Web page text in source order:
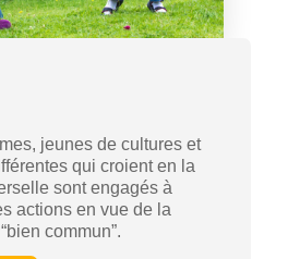
jeunes de cultures et
qui croient en la
sont engagés à
actions en vue de la
commun”.